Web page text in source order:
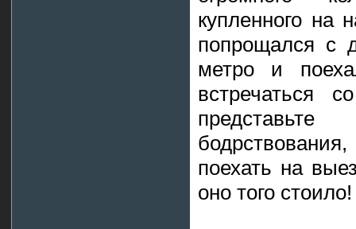
купленного на
попрощался с
метро и
встречаться
поехать на
оно того стоило!